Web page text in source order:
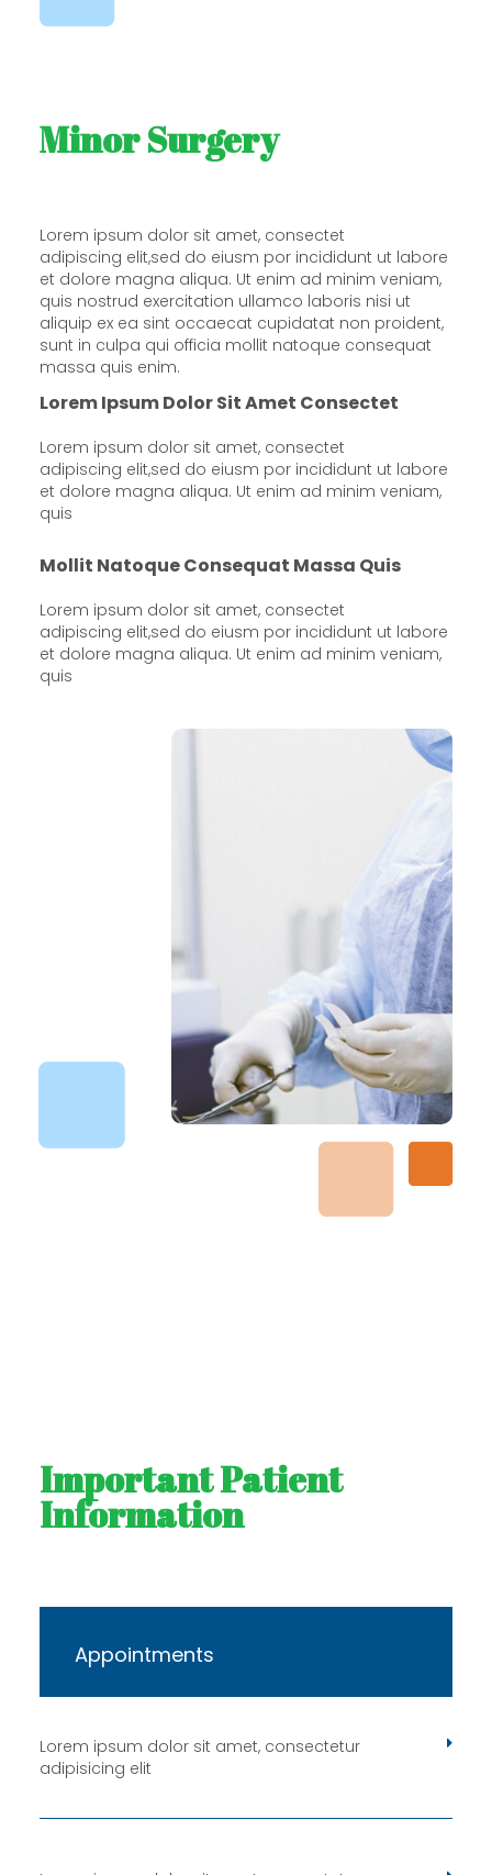
Minor Surgery
Lorem ipsum dolor sit amet, consectet
adipiscing elit,sed do eiusm por incididunt ut labore
et dolore magna aliqua. Ut enim ad minim veniam,
quis nostrud exercitation ullamco laboris nisi ut
aliquip ex ea sint occaecat cupidatat non proident,
sunt in culpa qui officia mollit natoque consequat
massa quis enim.
Lorem Ipsum Dolor Sit Amet Consectet
Lorem ipsum dolor sit amet, consectet
adipiscing elit,sed do eiusm por incididunt ut labore
et dolore magna aliqua. Ut enim ad minim veniam,
quis
Mollit Natoque Consequat Massa Quis
Lorem ipsum dolor sit amet, consectet
adipiscing elit,sed do eiusm por incididunt ut labore
et dolore magna aliqua. Ut enim ad minim veniam,
quis
Important Patient
Information
Appointments
Lorem ipsum dolor sit amet, consectetur
adipisicing elit